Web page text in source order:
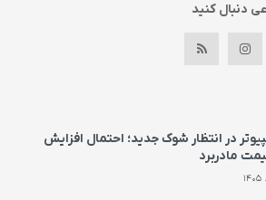
دنبال کنید
در انتظار شوک جدید؛ احتمال افزایش
مادربرد